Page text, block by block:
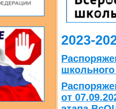
2023-
от